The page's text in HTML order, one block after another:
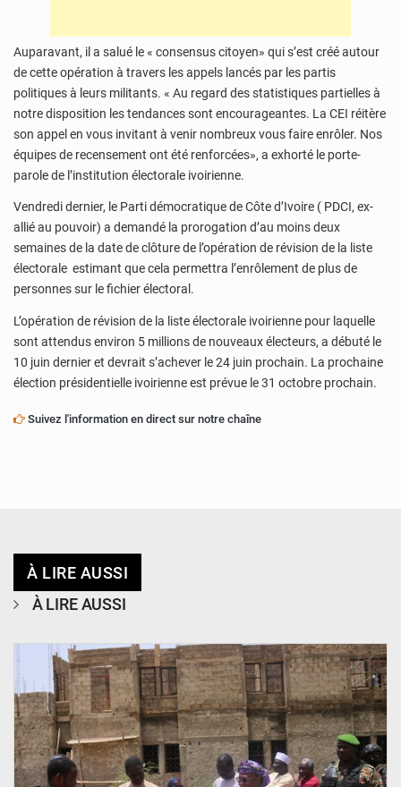
Auparavant, il a salué le « consensus citoyen» qui s’est créé autour
de cette opération à travers les appels lancés par les partis
politiques à leurs militants. « Au regard des statistiques partielles à
notre disposition les tendances sont encourageantes. La CEI réitère
son appel en vous invitant à venir nombreux vous faire enrôler. Nos
équipes de recensement ont été renforcées», a exhorté le porte-
parole de l’institution électorale ivoirienne.
Vendredi dernier, le Parti démocratique de Côte d’Ivoire ( PDCI, ex-
allié au pouvoir) a demandé la prorogation d’au moins deux
semaines de la date de clôture de l’opération de révision de la liste
électorale estimant que cela permettra l’enrôlement de plus de
personnes sur le fichier électoral.
L’opération de révision de la liste électorale ivoirienne pour laquelle
sont attendus environ 5 millions de nouveaux électeurs, a débuté le
10 juin dernier et devrait s’achever le 24 juin prochain. La prochaine
élection présidentielle ivoirienne est prévue le 31 octobre prochain.
Suivez l'information en direct sur notre chaîne
À LIRE AUSSI
À LIRE AUSSI